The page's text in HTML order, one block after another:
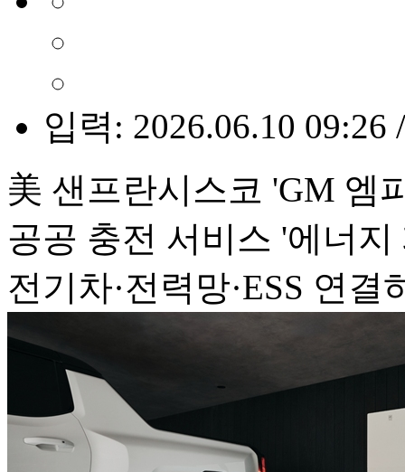
입력: 2026.06.10 09:26
美 샌프란시스코 'GM 엠
공공 충전 서비스 '에너지
전기차·전력망·ESS 연